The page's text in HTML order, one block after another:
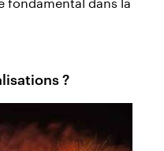
?